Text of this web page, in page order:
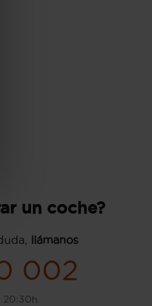
un coche?
llámanos
002
20:30h.